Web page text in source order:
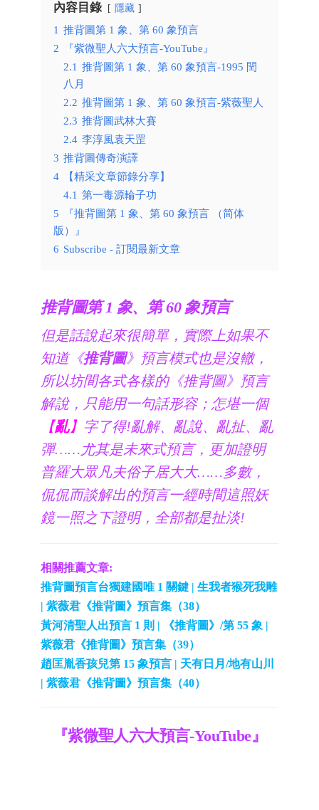
內容目錄 隱藏
1 推背圖第 1 象、第 60 象預言
2
『紫微聖人六大預言-YouTube』
2.1 推背圖第 1 象、第 60 象預言-1995 閏
八月
2.2 推背圖第 1 象、第 60 象預言-紫薇聖人
2.3 推背圖武林大賽
2.4 李淳風袁天罡
3 推背圖傳奇演譯
4
【精采文章節錄分享】
4.1 第一毒源輪子功
5
『推背圖第 1 象、第 60 象預言 （简体
版）』
6 Subscribe - 訂閱最新文章
推背圖第 1 象、第 60 象預言
但是話說起來很簡單，實際上如果不
知道《推背圖》預言模式也是沒轍，
所以坊間各式各樣的《推背圖》預言
解說，只能用一句話形容；怎堪一個
【亂】 字了得!亂解、亂說、亂扯、亂
彈……尤其是未來式預言，更加證明
普羅大眾凡夫俗子居大大……多數，
侃侃而談解出的預言一經時間這照妖
鏡一照之下證明，全部都是扯淡!
相關推薦文章:
推背圖預言台獨建國唯 1 關鍵 | 生我者猴死我雕
| 紫薇君《推背圖》預言集（38）
黃河清聖人出預言 1 則 | 《推背圖》/第 55 象 |
紫薇君《推背圖》預言集（39）
趙匡胤香孩兒第 15 象預言 | 天有日月/地有山川
| 紫薇君《推背圖》預言集（40）
『紫微聖人六大預言-YouTube』